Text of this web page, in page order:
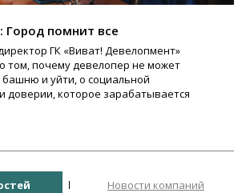
Город помнит все
ГК «Виват! Девелопмент»
том, почему девелопер не может
башню и уйти, о социальной
доверии, которое зарабатывается
Новости компаний